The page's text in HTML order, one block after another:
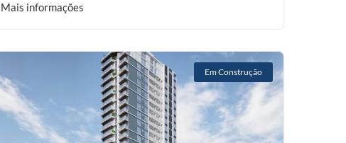
Mais informações
Em Construção